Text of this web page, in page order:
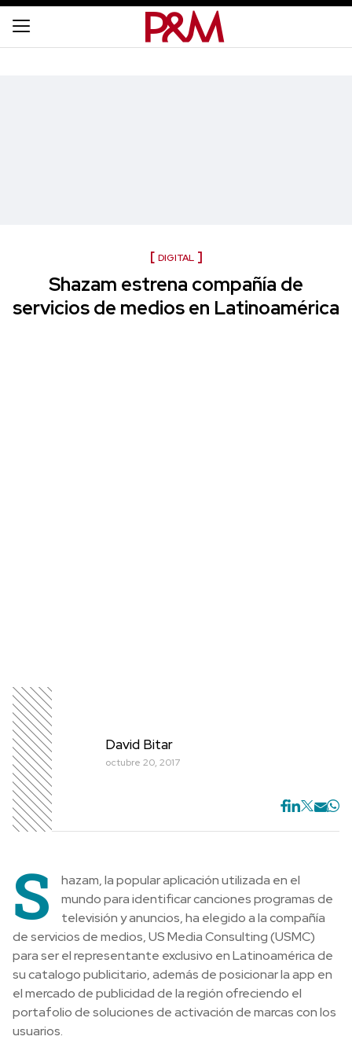
DIGITAL
Shazam estrena compañía de
servicios de medios en Latinoamérica
David Bitar
octubre 20, 2017
S
hazam, la popular aplicación utilizada en el
mundo para identificar canciones programas de
televisión y anuncios, ha elegido a la compañía
de servicios de medios, US Media Consulting (USMC)
para ser el representante exclusivo en Latinoamérica de
su catalogo publicitario, además de posicionar la app en
el mercado de publicidad de la región ofreciendo el
portafolio de soluciones de activación de marcas con los
usuarios.